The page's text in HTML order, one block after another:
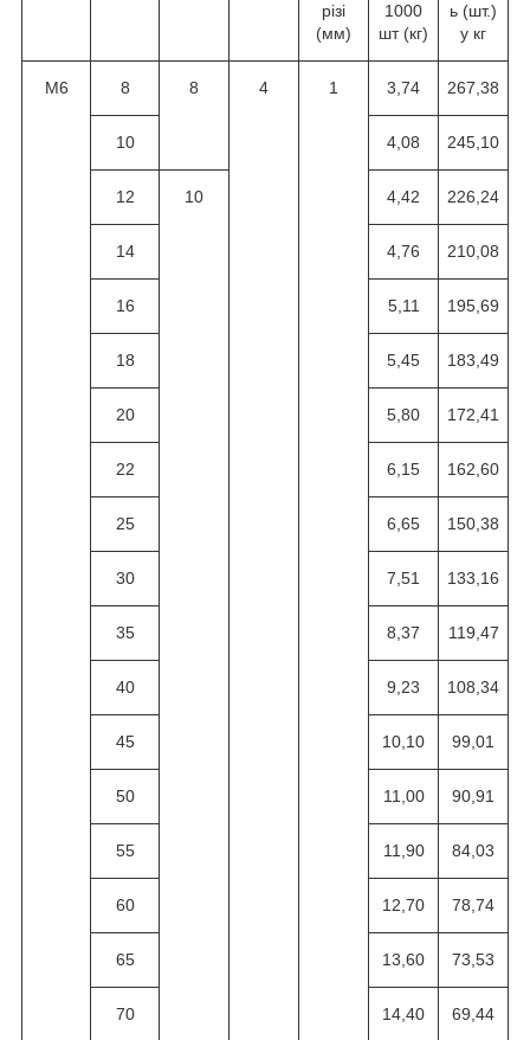
різі
(мм)
1000
шт (кг)
ь (шт.)
у кг
M6 8 8 4 1 3,74 267,38
10 4,08 245,10
12 10 4,42 226,24
14 4,76 210,08
16 5,11 195,69
18 5,45 183,49
20 5,80 172,41
22 6,15 162,60
25 6,65 150,38
30 7,51 133,16
35 8,37 119,47
40 9,23 108,34
45 10,10 99,01
50 11,00 90,91
55 11,90 84,03
60 12,70 78,74
65 13,60 73,53
70 14,40 69,44